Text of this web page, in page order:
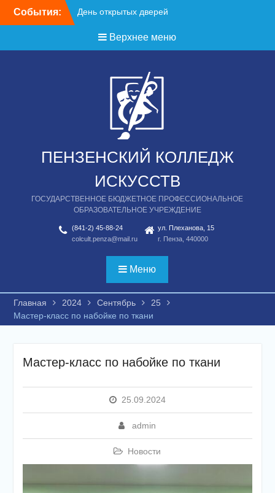
События: День открытых дверей
Верхнее меню
ПЕНЗЕНСКИЙ КОЛЛЕДЖ
ИСКУССТВ
ГОСУДАРСТВЕННОЕ БЮДЖЕТНОЕ ПРОФЕССИОНАЛЬНОЕ
ОБРАЗОВАТЕЛЬНОЕ УЧРЕЖДЕНИЕ
(841-2) 45-88-24
colcult.penza@mail.ru
ул. Плеханова, 15
г. Пенза, 440000
Меню
Главная 2024 Сентябрь
25
Мастер-класс по набойке по ткани
Мастер-класс по набойке по ткани
25.09.2024
admin
Новости